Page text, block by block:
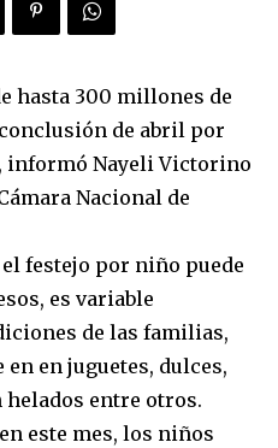
hasta 300 millones de
de abril por
informó Nayeli Victorino
Nacional de
festejo por niño puede
es variable
de las familias,
en juguetes, dulces,
helados entre otros.
este mes, los niños